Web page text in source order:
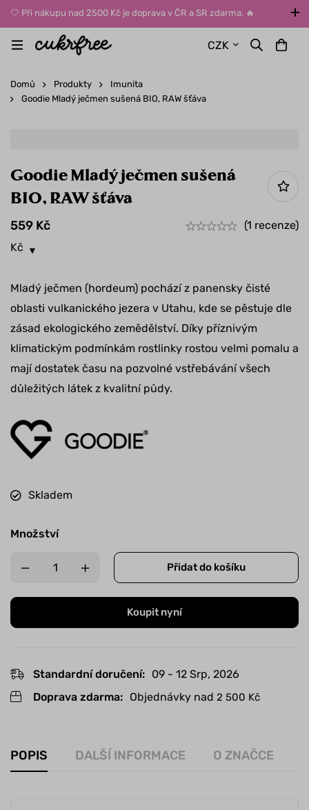
🤍 Při nákupu nad 2500 Kč je doprava v ČR a SR zdarma. 🔥
UPOZORNĚNÍ: Během léta vybírejte dopravu kurýrem nebo do Z-
BOXů umístěných uvnitř budov. Reklamace zboží způsobené
CZK
Domů Produkty
Imunita
Goodie Mladý ječmen sušená BIO, RAW šťáva
Goodie Mladý ječmen sušená
BIO, RAW šťáva
559 Kč
(1 recenze)
Kč
Mladý ječmen (hordeum) pochází z panensky čisté
oblasti vulkanického jezera v Utahu, kde se pěstuje dle
zásad ekologického zemědělství. Díky příznivým
klimatickým podmínkám rostlinky rostou velmi pomalu a
mají dostatek času na pozvolné vstřebávání všech
důležitých látek z kvalitní půdy.
Skladem
Množství
Přidat do košíku
Koupit nyní
Standardní doručení: 09 - 12 Srp, 2026
Doprava zdarma: Objednávky nad 2 500 Kč
POPIS DALŠÍ INFORMACE O ZNAČCE